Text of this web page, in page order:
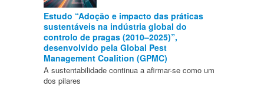
Estudo “Adoção e impacto das práticas
sustentáveis na indústria global do
controlo de pragas (2010–2025)”,
desenvolvido pela Global Pest
Management Coalition (GPMC)
A sustentabilidade continua a afirmar-se como um
dos pilares